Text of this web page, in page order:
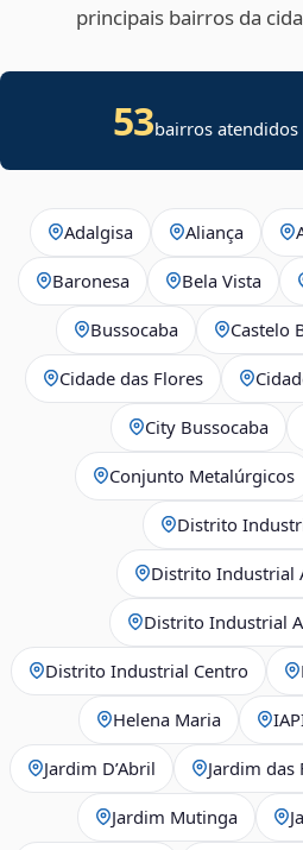
principais bairros da
53bairros atendidos
Adalgisa Aliança
Baronesa Bela Vista
Bussocaba Castelo
Cidade das Flores
City Bussocaba
Conjunto Metalúrgicos
Distrito
Distrito Industrial
Distrito Industrial
Distrito Industrial Centro
Helena Maria
Jardim D’Abril Jardim das
Jardim Mutinga